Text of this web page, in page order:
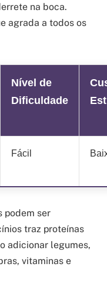
na boca.
agrada a todos os
Nível de
Dificuldade
Fácil
podem ser
traz proteínas
adicionar legumes,
vitaminas e